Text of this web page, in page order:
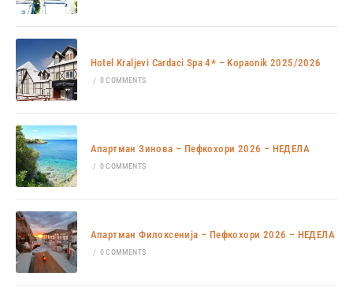
Hotel Kraljevi Cardaci Spa 4* – Kopaonik 2025/2026
/ 0 COMMENTS
Апартман Зинова – Пефкохори 2026 – НЕДЕЛА
/ 0 COMMENTS
Апартман Филоксенија – Пефкохори 2026 – НЕДЕЛА
/ 0 COMMENTS